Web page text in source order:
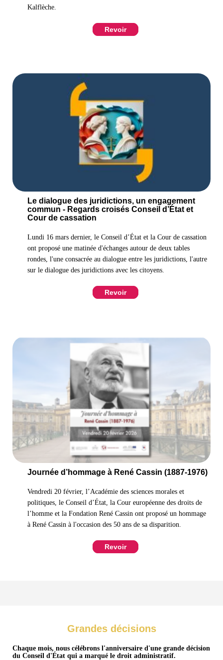
Kalflèche.
Revoir
Le dialogue des juridictions, un engagement
commun - Regards croisés Conseil d’État et
Cour de cassation
Lundi 16 mars dernier, le Conseil d’État et la Cour de cassation
ont proposé une matinée d'échanges autour de deux tables
rondes, l'une consacrée au dialogue entre les juridictions, l'autre
sur le dialogue des juridictions avec les citoyens.
Revoir
Journée d’hommage à René Cassin (1887-1976)
Vendredi 20 février, l’Académie des sciences morales et
politiques, le Conseil d’État, la Cour européenne des droits de
l’homme et la Fondation René Cassin ont proposé un hommage
à René Cassin à l'occasion des 50 ans de sa disparition.
Revoir
Grandes décisions
Chaque mois, nous célébrons l'anniversaire d'une grande décision
du Conseil d'État qui a marqué le droit administratif.